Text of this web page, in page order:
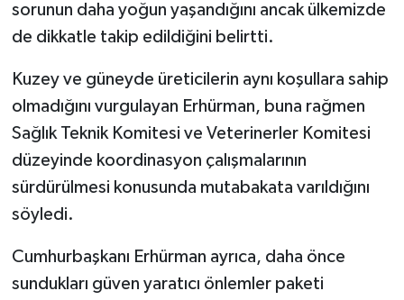
sorunun daha yoğun yaşandığını ancak ülkemizde
de dikkatle takip edildiğini belirtti.
Kuzey ve güneyde üreticilerin aynı koşullara sahip
olmadığını vurgulayan Erhürman, buna rağmen
Sağlık Teknik Komitesi ve Veterinerler Komitesi
düzeyinde koordinasyon çalışmalarının
sürdürülmesi konusunda mutabakata varıldığını
söyledi.
Cumhurbaşkanı Erhürman ayrıca, daha önce
sundukları güven yaratıcı önlemler paketi